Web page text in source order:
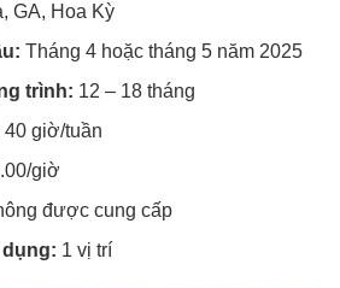
GA, Hoa Kỳ
Tháng 4 hoặc tháng 5 năm 2025
trình: 12 – 18 tháng
40 giờ/tuần
giờ
được cung cấp
1 vị trí